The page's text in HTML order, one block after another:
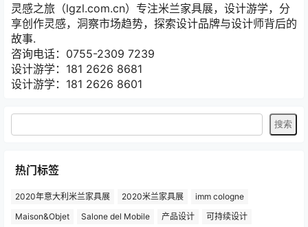
灵感之旅（lgzl.com.cn）专注米兰家具展，设计游学，分
享创作灵感，洞察市场趋势，探索设计品牌与设计师背后的
故事.
咨询电话：0755-2309 7239
设计游学：181 2626 8681
设计游学：181 2626 8601
热门标签
2020年意大利米兰家具展 2020米兰家具展
imm cologne
Maison&Objet
Salone del Mobile 产品设计
可持续设计